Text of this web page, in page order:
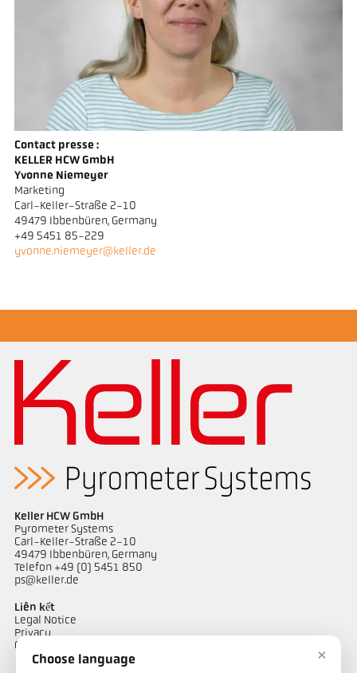
Contact presse :
KELLER HCW GmbH
Yvonne Niemeyer
Marketing
Carl-Keller-Straße 2-10
49479 Ibbenbüren, Germany
+49 5451 85-229
yvonne.niemeyer@keller.de
Keller HCW GmbH
Pyrometer Systems
Carl-Keller-Straße 2-10
49479 Ibbenbüren, Germany
Telefon +49 (0) 5451 850
ps@keller.de
Liên kết
Legal Notice
Privacy
GTC
×
Choose language